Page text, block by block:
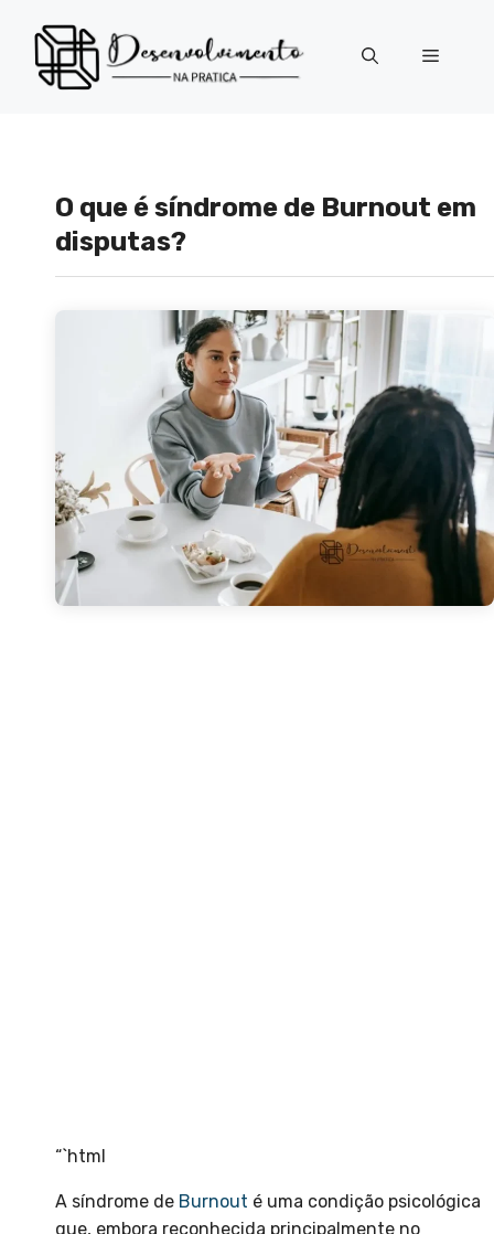
para
conteúdo
Menu
O que é síndrome de Burnout em
disputas?
“`html
A síndrome de Burnout é uma condição psicológica
que, embora reconhecida principalmente no